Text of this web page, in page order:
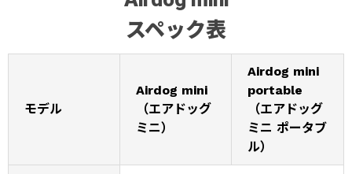
スペック表
モデル
Airdog mini
（エアドッグ
ミニ）
Airdog mini
portable
（エアドッグ
ミニ ポータブ
ル）